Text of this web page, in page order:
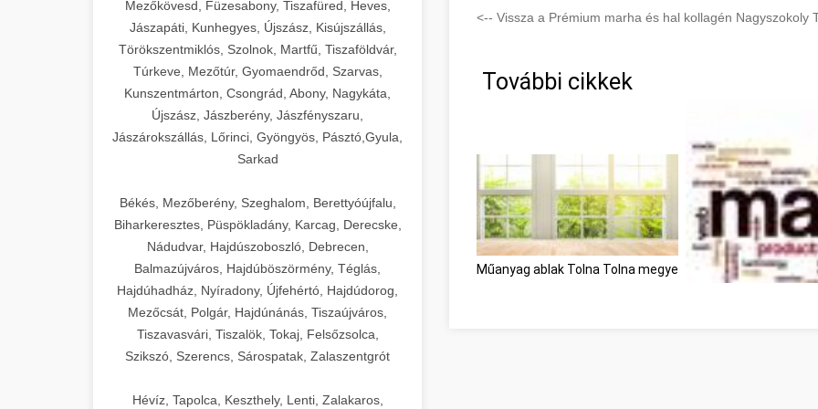
Mezőkövesd, Füzesabony, Tiszafüred, Heves,
Jászapáti, Kunhegyes, Újszász, Kisújszállás,
Törökszentmiklós, Szolnok, Martfű, Tiszaföldvár,
Túrkeve, Mezőtúr, Gyomaendrőd, Szarvas,
Kunszentmárton, Csongrád, Abony, Nagykáta,
Újszász, Jászberény, Jászfényszaru,
Jászárokszállás, Lőrinci, Gyöngyös, Pásztó,Gyula,
Sarkad
Békés, Mezőberény, Szeghalom, Berettyóújfalu,
Biharkeresztes, Püspökladány, Karcag, Derecske,
Nádudvar, Hajdúszoboszló, Debrecen,
Balmazújváros, Hajdúböszörmény, Téglás,
Hajdúhadház, Nyíradony, Újfehértó, Hajdúdorog,
Mezőcsát, Polgár, Hajdúnánás, Tiszaújváros,
Tiszavasvári, Tiszalök, Tokaj, Felsőzsolca,
Szikszó, Szerencs, Sárospatak, Zalaszentgrót
Hévíz, Tapolca, Keszthely, Lenti, Zalakaros,
<-- Vissza a Prémium marha és hal kollagén Nagyszokoly
További cikkek
Műanyag ablak Tolna Tolna megye